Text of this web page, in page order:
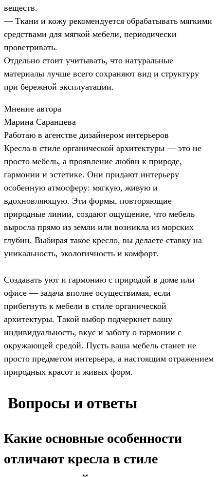
веществ.
— Ткани и кожу рекомендуется обрабатывать мягкими
средствами для мягкой мебели, периодически
проветривать.
Отдельно стоит учитывать, что натуральные
материалы лучше всего сохраняют вид и структуру
при бережной эксплуатации.
Мнение автора
Марина Саранцева
Работаю в агенстве дизайнером интерьеров
Кресла в стиле органической архитектуры — это не
просто мебель, а проявление любви к природе,
гармонии и эстетике. Они придают интерьеру
особенную атмосферу: мягкую, живую и
вдохновляющую. Эти формы, повторяющие
природные линии, создают ощущение, что мебель
выросла прямо из земли или возникла из морских
глубин. Выбирая такое кресло, вы делаете ставку на
уникальность, экологичность и комфорт.
Создавать уют и гармонию с природой в доме или
офисе — задача вполне осуществимая, если
прибегнуть к мебели в стиле органической
архитектуры. Такой выбор подчеркнет вашу
индивидуальность, вкус и заботу о гармонии с
окружающей средой. Пусть ваша мебель станет не
просто предметом интерьера, а настоящим отражением
природных красот и живых форм.
️ Вопросы и ответы
Какие основные особенности
отличают кресла в стиле